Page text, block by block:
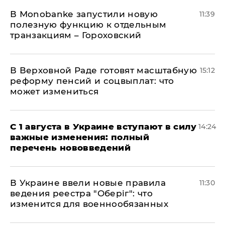
В Мonobankе запустили новую
полезную функцию к отдельным
транзакциям – Гороховский
11:39
В Верховной Раде готовят масштабную
реформу пенсий и соцвыплат: что
может измениться
15:12
С 1 августа в Украине вступают в силу
важные изменения: полный
перечень нововведений
14:24
В Украине ввели новые правила
ведения реестра "Оберіг": что
изменится для военнообязанных
11:30